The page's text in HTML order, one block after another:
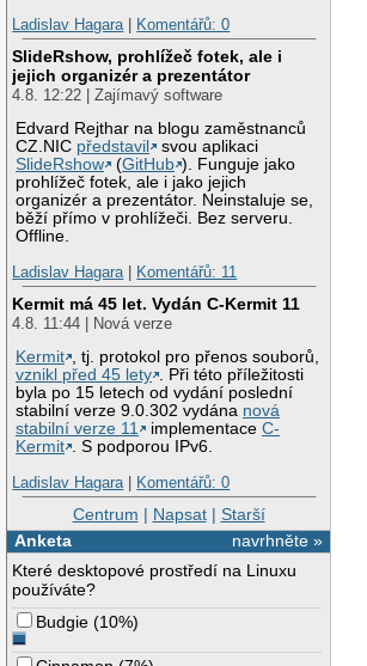
Ladislav Hagara| Komentářů: 0
SlideRshow, prohlížeč fotek, ale i
jejich organizér a prezentátor
4.8. 12:22 | Zajímavý software
Edvard Rejthar na blogu zaměstnanců
CZ.NIC představil
svou aplikaci
SlideRshow
(GitHub ). Funguje jako
prohlížeč fotek, ale i jako jejich
organizér a prezentátor. Neinstaluje se,
běží přímo v prohlížeči. Bez serveru.
Offline.
Ladislav Hagara| Komentářů: 11
Kermit má 45 let. Vydán C-Kermit 11
4.8. 11:44 | Nová verze
Kermit , tj. protokol pro přenos souborů,
vznikl před 45 lety . Při této příležitosti
byla po 15 letech od vydání poslední
stabilní verze 9.0.302 vydána nová
stabilní verze 11
implementaceC-
Kermit . S podporou IPv6.
Ladislav Hagara| Komentářů: 0
Centrum | Napsat| Starší
navrhněte »
Anketa
Které desktopové prostředí na Linuxu
používáte?
Budgie (10%)